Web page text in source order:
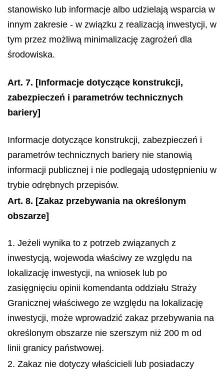
stanowisko lub informacje albo udzielają wsparcia w
innym zakresie - w związku z realizacją inwestycji, w
tym przez możliwą minimalizację zagrożeń dla
środowiska.
Art. 7. [Informacje dotyczące konstrukcji,
zabezpieczeń i parametrów technicznych
bariery]
Informacje dotyczące konstrukcji, zabezpieczeń i
parametrów technicznych bariery nie stanowią
informacji publicznej i nie podlegają udostępnieniu w
trybie odrębnych przepisów.
Art. 8. [Zakaz przebywania na określonym
obszarze]
1. Jeżeli wynika to z potrzeb związanych z
inwestycją, wojewoda właściwy ze względu na
lokalizację inwestycji, na wniosek lub po
zasięgnięciu opinii komendanta oddziału Straży
Granicznej właściwego ze względu na lokalizację
inwestycji, może wprowadzić zakaz przebywania na
określonym obszarze nie szerszym niż 200 m od
linii granicy państwowej.
2. Zakaz nie dotyczy właścicieli lub posiadaczy